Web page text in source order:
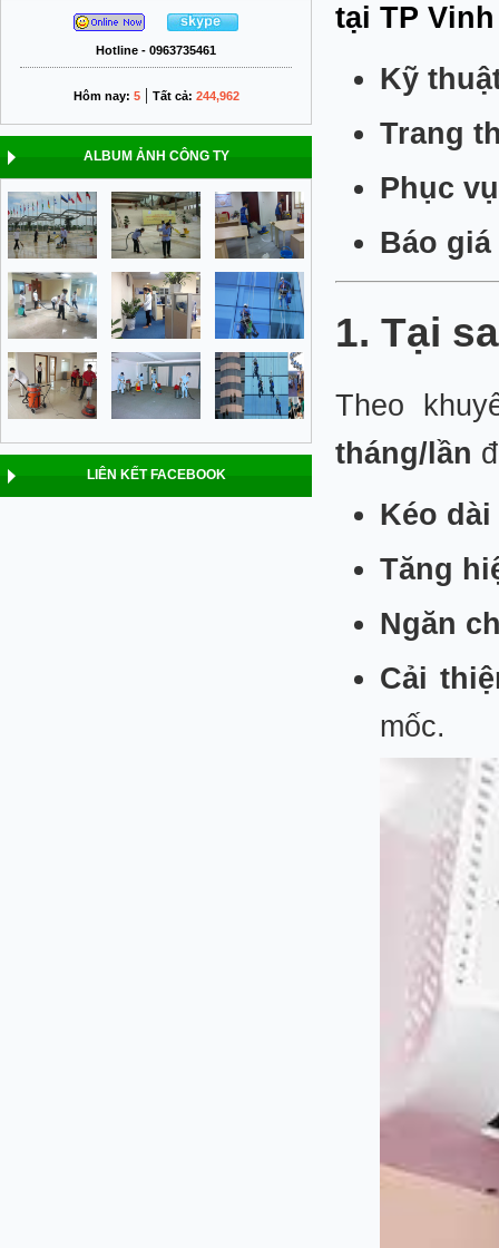
Hotline - 0963735461
Hôm nay: 5| Tất cả: 244,962
ALBUM ẢNH CÔNG TY
LIÊN KẾT FACEBOOK
tại TP Vinh
Kỹ
Trang
Phục
Báo
1. Tại
Theo
tháng/lần
Kéo
Tăng
Ngăn
Cải
mốc.